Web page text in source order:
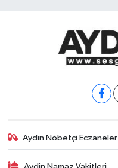
Aydın Nöbetçi Eczaneler